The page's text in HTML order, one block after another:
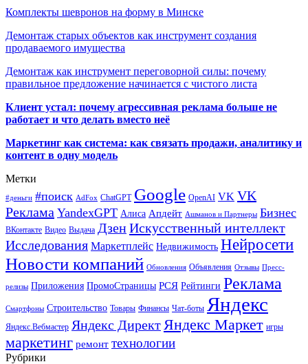
Комплекты шевронов на форму в Минске
Демонтаж старых объектов как инструмент создания
продаваемого имущества
Демонтаж как инструмент переговорной силы: почему
правильное предложение начинается с чистого листа
Клиент устал: почему агрессивная реклама больше не
работает и что делать вместо неё
Маркетинг как система: как связать продажи, аналитику и
контент в одну модель
Метки
#деньги #поиск AdFox ChatGPT Google OpenAI VK VK
Реклама YandexGPT Алиса Апдейт Ашманов и Партнеры Бизнес
ВКонтакте Видео Выдача ДзенИскусственный интеллект
Исследования Маркетплейс Недвижимость Нейросети
Новости компаний Обновления Объявления Отзывы Пресс-
релизы Приложения ПромоСтраницы РСЯ Рейтинги Реклама
Смартфоны Строительство Товары Финансы Чат-боты Яндекс
Яндекс.Вебмастер Яндекс Директ Яндекс Маркет игры
маркетинг ремонт технологии
Рубрики